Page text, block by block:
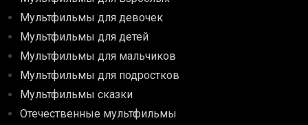
Мультфильмы для девочек
Мультфильмы для детей
Мультфильмы для мальчиков
Мультфильмы для подростков
Мультфильмы сказки
Отечественные мультфильмы